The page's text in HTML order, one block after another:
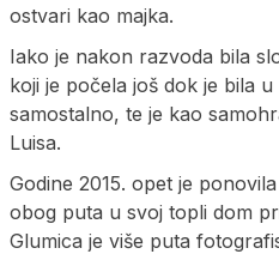
ostvari kao majka.
Iako je nakon razvoda bila
koji je počela još dok je bila
samostalno, te je kao
Luisa.
Godine 2015. opet je
obog puta u svoj topli dom
Glumica je više puta